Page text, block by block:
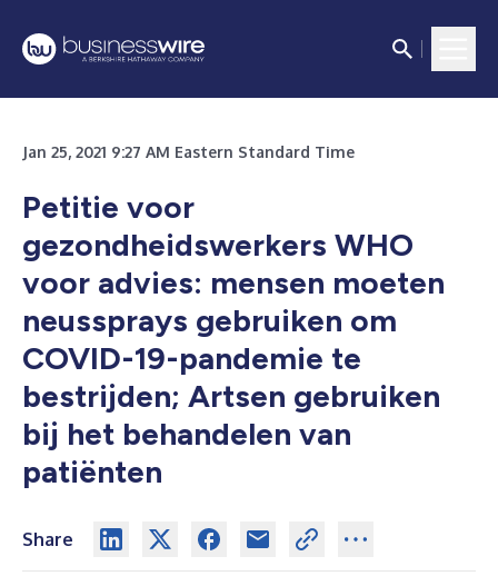
Jan 25, 2021 9:27 AM Eastern Standard Time
Petitie voor
gezondheidswerkers WHO
voor advies: mensen moeten
neussprays gebruiken om
COVID-19-pandemie te
bestrijden; Artsen gebruiken
bij het behandelen van
patiënten
Share